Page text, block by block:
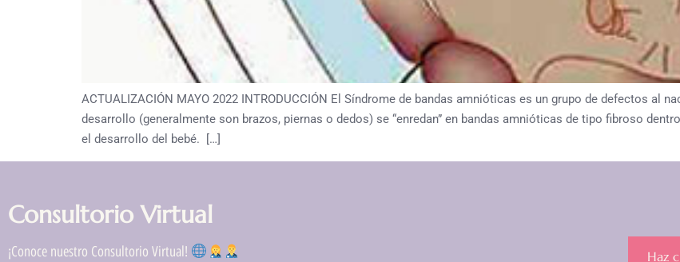
ACTUALIZACIÓN MAYO 2022 INTRODUCCIÓN El Síndrome de bandas amnióticas es un grupo de defectos al
desarrollo (generalmente son brazos, piernas o dedos) se “enredan” en bandas amnióticas de tipo fibroso
el desarrollo del bebé. […]
Consultorio Virtual
¡Conoce nuestro Consultorio Virtual! Haz